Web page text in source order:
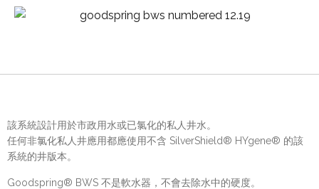
該系統設計用於市政用水或已氯化的私人井水。
任何非氯化私人井應用都應使用不含 SilverShield® HYgene® 的該
系統的井版本。
Goodspring® BWS 不是軟水器，不會去除水中的硬度。